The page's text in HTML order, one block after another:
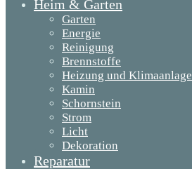
Heim & Garten
Garten
Energie
Reinigung
Brennstoffe
Heizung und Klimaanlage
Kamin
Schornstein
Strom
Licht
Dekoration
Reparatur